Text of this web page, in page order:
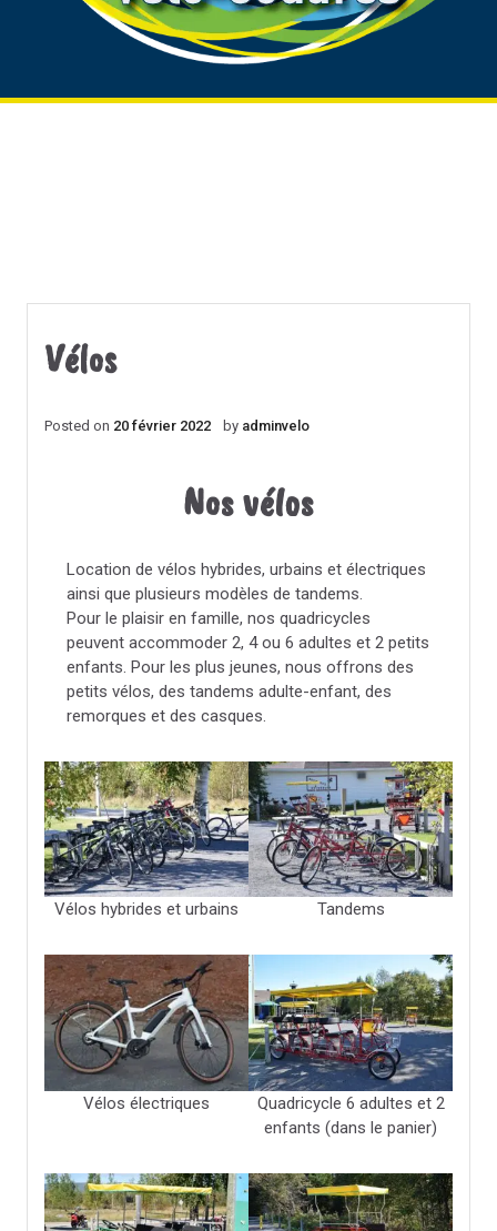
Vélos
Posted on 20 février 2022 by adminvelo
Nos vélos
Location de vélos hybrides, urbains et électriques
ainsi que plusieurs modèles de tandems.
Pour le plaisir en famille, nos quadricycles
peuvent accommoder 2, 4 ou 6 adultes et 2 petits
enfants. Pour les plus jeunes, nous offrons des
petits vélos, des tandems adulte-enfant, des
remorques et des casques.
Vélos hybrides et urbains Tandems
Vélos électriques
Quadricycle 6 adultes et 2
enfants (dans le panier)